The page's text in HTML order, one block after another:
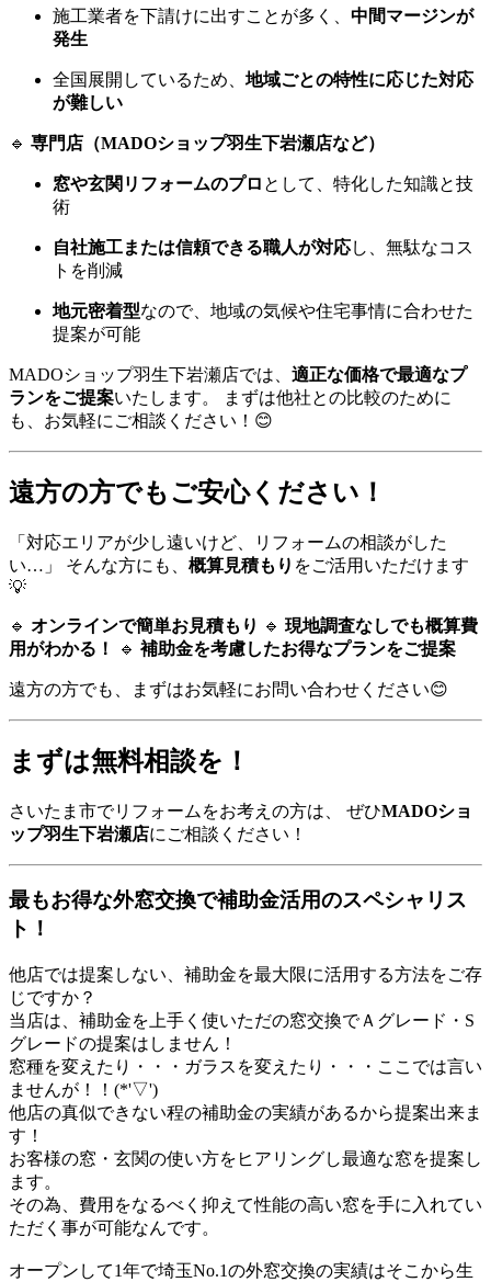
施工業者を下請けに出すことが多く、 中間マージンが
発生
全国展開しているため、 地域ごとの特性に応じた対応
が難しい
🔹 専門店（MADOショップ羽生下岩瀬店など）
窓や玄関リフォームのプロ として、特化した知識と技
術
自社施工または信頼できる職人が対応し、無駄なコス
トを削減
地元密着型なので、地域の気候や住宅事情に合わせた
提案が可能
MADOショップ羽生下岩瀬店では、 適正な価格で最適なプ
ランをご提案いたします。 まずは他社との比較のために
も、お気軽にご相談ください！😊
遠方の方でもご安心ください！
「対応エリアが少し遠いけど、リフォームの相談がした
い…」 そんな方にも、 概算見積もり をご活用いただけます
💡
🔹 オンラインで簡単お見積もり 🔹 現地調査なしでも概算費
用がわかる！
🔹 補助金を考慮したお得なプランをご提案
遠方の方でも、まずはお気軽にお問い合わせください😊
まずは無料相談を！
さいたま市でリフォームをお考えの方は、 ぜひMADOショ
ップ羽生下岩瀬店にご相談ください！
最もお得な外窓交換で補助金活用のスペシャリス
ト！
他店では提案しない、補助金を最大限に活用する方法をご存
じですか？
当店は、補助金を上手く使いただの窓交換でＡグレード・S
グレードの提案はしません！
窓種を変えたり・・・ガラスを変えたり・・・ここでは言い
ませんが！！(*'▽')
他店の真似できない程の補助金の実績があるから提案出来ま
す！
お客様の窓・玄関の使い方をヒアリングし最適な窓を提案し
ます。
その為、費用をなるべく抑えて性能の高い窓を手に入れてい
ただく事が可能なんです。
オープンして1年で埼玉No.1の外窓交換の実績はそこから生